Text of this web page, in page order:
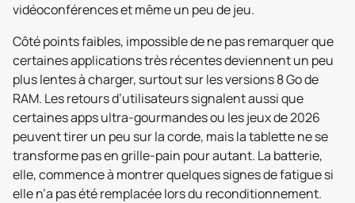
vidéoconférences et même un peu de jeu.
Côté points faibles, impossible de ne pas remarquer que
certaines applications très récentes deviennent un peu
plus lentes à charger, surtout sur les versions 8 Go de
RAM. Les retours d’utilisateurs signalent aussi que
certaines apps ultra-gourmandes ou les jeux de 2026
peuvent tirer un peu sur la corde, mais la tablette ne se
transforme pas en grille-pain pour autant. La batterie,
elle, commence à montrer quelques signes de fatigue si
elle n’a pas été remplacée lors du reconditionnement.